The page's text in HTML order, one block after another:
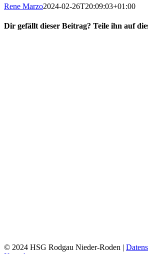
Rene Marzo2024-02-26T20:09:03+01:00
Dir gefällt dieser Beitrag? Teile ihn auf
© 2024 HSG Rodgau Nieder-Roden |